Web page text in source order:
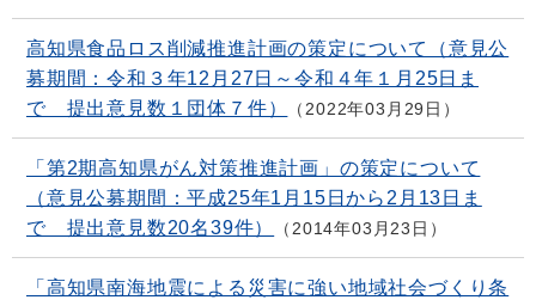
高知県食品ロス削減推進計画の策定について（意見公
募期間：令和３年12月27日～令和４年１月25日ま
で 提出意見数１団体７件）
2022年03月29日
「第2期高知県がん対策推進計画」の策定について
（意見公募期間：平成25年1月15日から2月13日ま
で 提出意見数20名39件）
2014年03月23日
「高知県南海地震による災害に強い地域社会づくり条